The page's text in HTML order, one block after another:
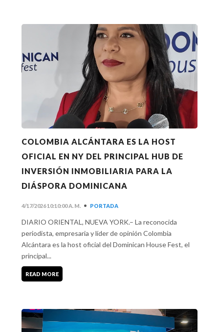
COLOMBIA ALCÁNTARA ES LA HOST
OFICIAL EN NY DEL PRINCIPAL HUB DE
INVERSIÓN INMOBILIARIA PARA LA
DIÁSPORA DOMINICANA
4/17/2026 10:10:00 A. M. • PORTADA
DIARIO ORIENTAL, NUEVA YORK.– La reconocida
periodista, empresaria y líder de opinión Colombia
Alcántara es la host oficial del Dominican House Fest, el
principal...
READ MORE